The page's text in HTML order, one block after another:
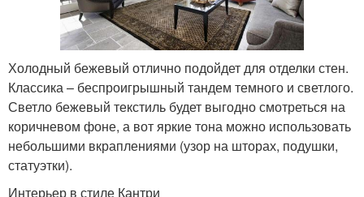
Холодный бежевый отлично подойдет для отделки стен.
Классика – беспроигрышный тандем темного и светлого.
Светло бежевый текстиль будет выгодно смотреться на
коричневом фоне, а вот яркие тона можно использовать
небольшими вкраплениями (узор на шторах, подушки,
статуэтки).
Интерьер в стиле Кантри